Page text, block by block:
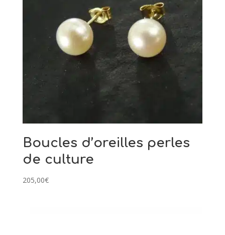
Boucles d’oreilles perles
de culture
205,00€